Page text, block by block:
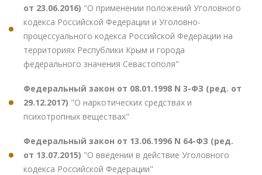
от 23.06.2016) "О применении положений Уголовного
кодекса Российской Федерации и Уголовно-
процессуального кодекса Российской Федерации на
территориях Республики Крым и города
федерального значения Севастополя"
Федеральный закон от 08.01.1998 N 3-ФЗ (ред. от
29.12.2017) "О наркотических средствах и
психотропных веществах"
Федеральный закон от 13.06.1996 N 64-ФЗ (ред.
от 13.07.2015) "О введении в действие Уголовного
кодекса Российской Федерации"